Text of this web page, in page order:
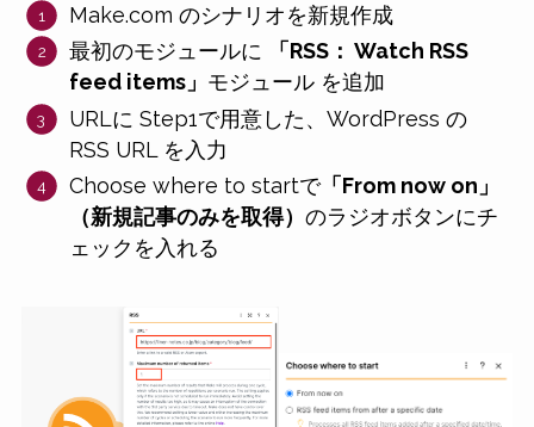
Make.com のシナリオを新規作成
最初のモジュールに
「RSS： Watch RSS
feed items」 モジュール を追加
URLに Step1で用意した、WordPress の
RSS URL を入力
Choose where to startで「From now on」
（新規記事のみを取得）のラジオボタンにチ
ェックを入れる